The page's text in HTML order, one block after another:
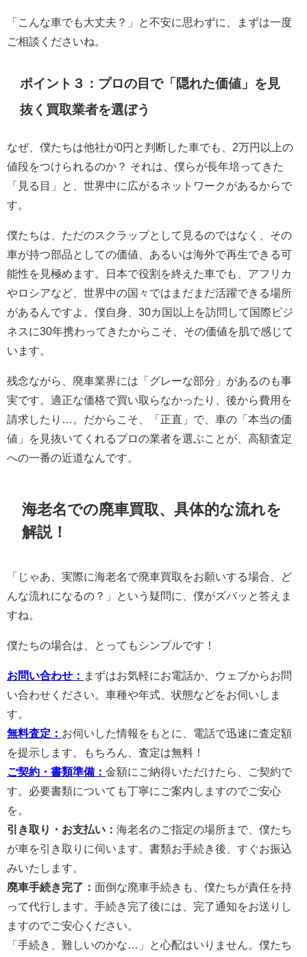
「こんな車でも大丈夫？」と不安に思わずに、まずは一度
ご相談くださいね。
ポイント３：プロの目で「隠れた価値」を見
抜く買取業者を選ぼう
なぜ、僕たちは他社が0円と判断した車でも、2万円以上の
値段をつけられるのか？ それは、僕らが長年培ってきた
「見る目」と、世界中に広がるネットワークがあるからで
す。
僕たちは、ただのスクラップとして見るのではなく、その
車が持つ部品としての価値、あるいは海外で再生できる可
能性を見極めます。日本で役割を終えた車でも、アフリカ
やロシアなど、世界中の国々ではまだまだ活躍できる場所
があるんですよ。僕自身、30カ国以上を訪問して国際ビジ
ネスに30年携わってきたからこそ、その価値を肌で感じて
います。
残念ながら、廃車業界には「グレーな部分」があるのも事
実です。適正な価格で買い取らなかったり、後から費用を
請求したり…。だからこそ、「正直」で、車の「本当の価
値」を見抜いてくれるプロの業者を選ぶことが、高額査定
への一番の近道なんです。
海老名での廃車買取、具体的な流れを
解説！
「じゃあ、実際に海老名で廃車買取をお願いする場合、ど
んな流れになるの？」という疑問に、僕がズバッと答えま
すね。
僕たちの場合は、とってもシンプルです！
お問い合わせ： まずはお気軽にお電話か、ウェブからお問
い合わせください。車種や年式、状態などをお伺いしま
す。
無料査定： お伺いした情報をもとに、電話で迅速に査定額
を提示します。もちろん、査定は無料！
ご契約・書類準備： 金額にご納得いただけたら、ご契約で
す。必要書類についても丁寧にご案内しますのでご安心
を。
引き取り・お支払い： 海老名のご指定の場所まで、僕たち
が車を引き取りに伺います。書類お手続き後、すぐお振込
みいたします。
廃車手続き完了： 面倒な廃車手続きも、僕たちが責任を持
って代行します。手続き完了後には、完了通知をお送りし
ますのでご安心ください。
「手続き、難しいのかな…」と心配はいりません。僕たち